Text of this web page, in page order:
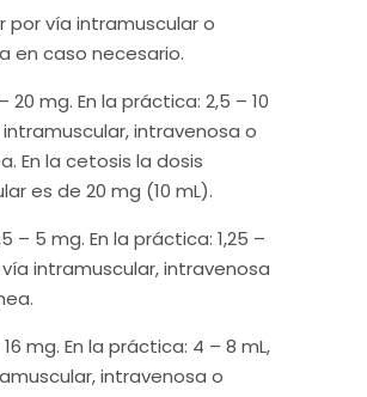
por vía intramuscular o
en caso necesario.
20 mg. En la práctica: 2,5 – 10
intramuscular, intravenosa o
En la cetosis la dosis
es de 20 mg (10 mL).
– 5 mg. En la práctica: 1,25 –
vía intramuscular, intravenosa
mg. En la práctica: 4 – 8 mL,
intravenosa o